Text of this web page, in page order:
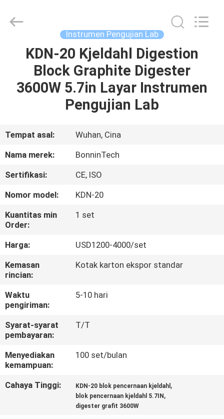
RUMAH
PRODUK
TENTANG
TUR
PABRIK
KONTROL
KUALITAS
HUBUNGI
KAMI
PERMINTAAN
PENAWARAN
SITEMAP
Copyright
Reserved.
Instrumen Pengujian Lab
KDN-20 Kjeldahl Digestion
Block Graphite Digester
3600W 5.7in Layar Instrumen
Pengujian Lab
Tempat asal:
Wuhan, Cina
Nama merek:
BonninTech
Sertifikasi:
CE, ISO
Nomor model:
KDN-20
Kuantitas min
Order:
1 set
Harga:
USD1200-4000/set
Kemasan
rincian:
Kotak karton ekspor standar
Waktu
pengiriman:
5-10 hari
Syarat-syarat
pembayaran:
T/T
Menyediakan
kemampuan:
100 set/bulan
Cahaya Tinggi: KDN-20 blok pencernaan kjeldahl ,
blok pencernaan kjeldahl 5.7IN ,
digester grafit 3600W